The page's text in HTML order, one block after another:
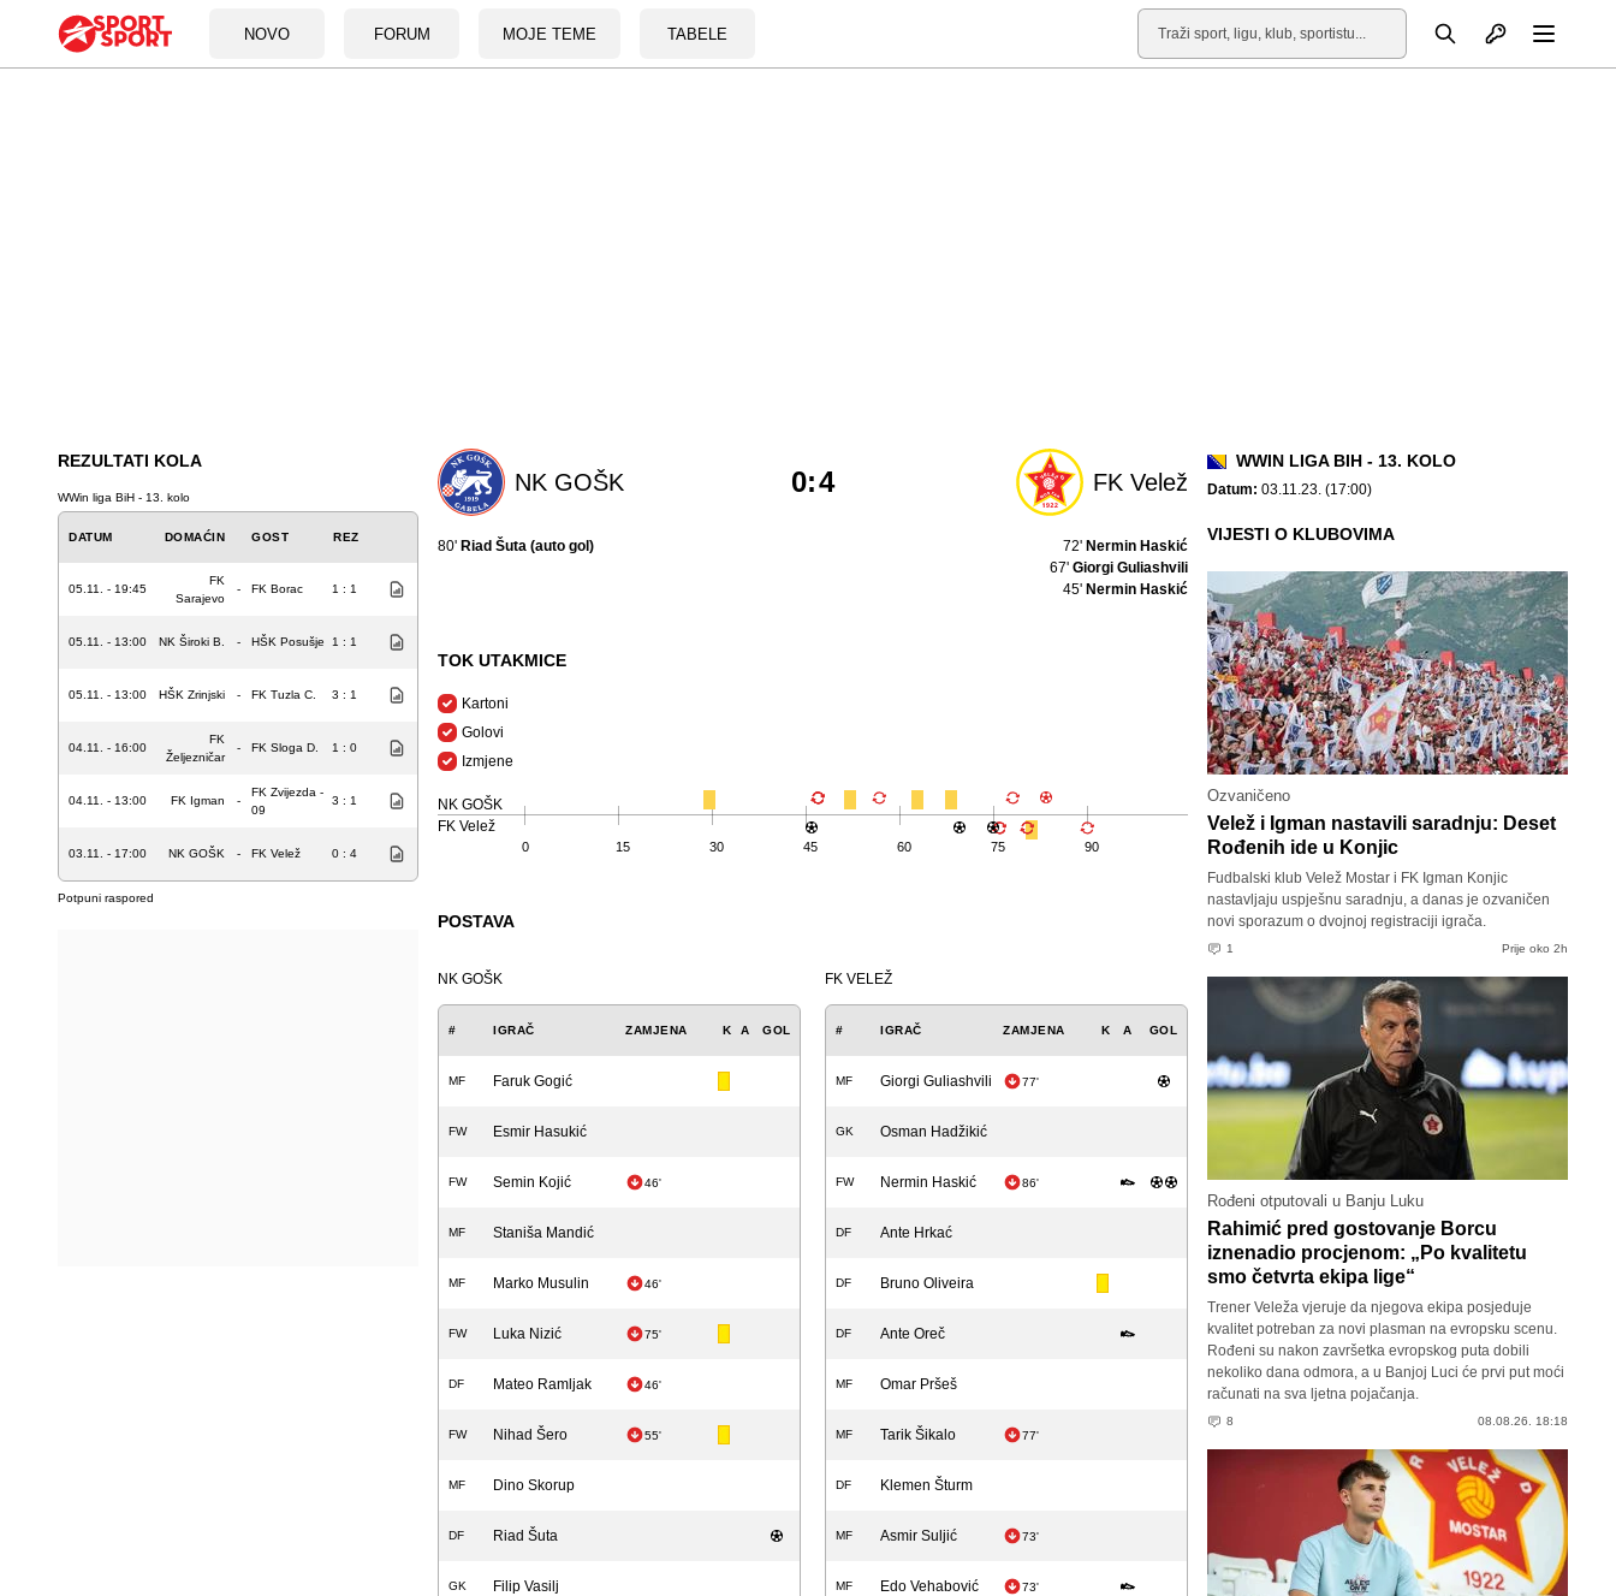
NOVO FORUM MOJE TEME TABELE
Pretraga Otvori profil
REZULTATI KOLA
WWin liga BiH - 13. kolo
DATUM DOMAĆIN GOST REZ
05.11. - 19:45
FK
Sarajevo
- FK Borac 1 : 1
05.11. - 13:00 NK Široki B. - HŠK Posušje 1 : 1
05.11. - 13:00 HŠK Zrinjski - FK Tuzla C. 3 : 1
04.11. - 16:00
FK
Željezničar
- FK Sloga D. 1 : 0
04.11. - 13:00 FK Igman -
FK Zvijezda -
09
3 : 1
03.11. - 17:00 NK GOŠK - FK Velež 0 : 4
Potpuni raspored
NK GOŠK FK Velež
0:4
80' Riad Šuta (auto gol) 72' Nermin Haskić
67' Giorgi Guliashvili
45' Nermin Haskić
TOK UTAKMICE
Kartoni
Golovi
Izmjene
NK GOŠK
FK Velež
0 15 30 45 60 75 90
POSTAVA
NK GOŠK
# IGRAČ ZAMJENA K A GOL
MF Faruk Gogić
FW Esmir Hasukić
FW Semin Kojić 46'
MF Staniša Mandić
MF Marko Musulin 46'
FW Luka Nizić 75'
DF Mateo Ramljak 46'
FW Nihad Šero 55'
MF Dino Skorup
DF Riad Šuta
GK Filip Vasilj
FK VELEŽ
# IGRAČ ZAMJENA K A GOL
MF Giorgi Guliashvili 77'
GK Osman Hadžikić
FW Nermin Haskić 86'
DF Ante Hrkać
DF Bruno Oliveira
DF Ante Oreč
MF Omar Pršeš
MF Tarik Šikalo 77'
DF Klemen Šturm
MF Asmir Suljić 73'
MF Edo Vehabović 73'
WWIN LIGA BIH - 13. KOLO
Datum: 03.11.23. (17:00)
VIJESTI O KLUBOVIMA
Ozvaničeno
Velež i Igman nastavili saradnju: Deset
Rođenih ide u Konjic
Fudbalski klub Velež Mostar i FK Igman Konjic
nastavljaju uspješnu saradnju, a danas je ozvaničen
novi sporazum o dvojnoj registraciji igrača.
1 Prije oko 2h
Rođeni otputovali u Banju Luku
Rahimić pred gostovanje Borcu
iznenadio procjenom: „Po kvalitetu
smo četvrta ekipa lige“
Trener Veleža vjeruje da njegova ekipa posjeduje
kvalitet potreban za novi plasman na evropsku scenu.
Rođeni su nakon završetka evropskog puta dobili
nekoliko dana odmora, a u Banjoj Luci će prvi put moći
računati na sva ljetna pojačanja.
8 08.08.26. 18:18